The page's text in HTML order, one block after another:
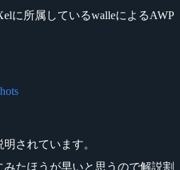
に所属しているwalleによるAWP
されています。
たほうが早いと思うので解説割